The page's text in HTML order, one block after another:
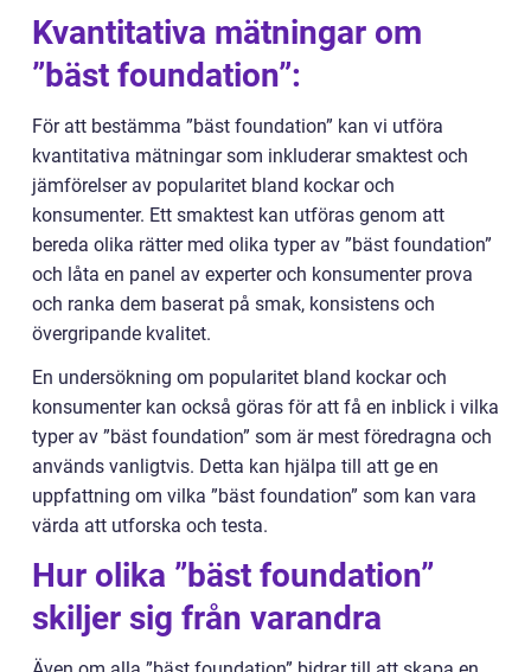
Kvantitativa mätningar om
”bäst foundation”:
För att bestämma ”bäst foundation” kan vi utföra
kvantitativa mätningar som inkluderar smaktest och
jämförelser av popularitet bland kockar och
konsumenter. Ett smaktest kan utföras genom att
bereda olika rätter med olika typer av ”bäst foundation”
och låta en panel av experter och konsumenter prova
och ranka dem baserat på smak, konsistens och
övergripande kvalitet.
En undersökning om popularitet bland kockar och
konsumenter kan också göras för att få en inblick i vilka
typer av ”bäst foundation” som är mest föredragna och
används vanligtvis. Detta kan hjälpa till att ge en
uppfattning om vilka ”bäst foundation” som kan vara
värda att utforska och testa.
Hur olika ”bäst foundation”
skiljer sig från varandra